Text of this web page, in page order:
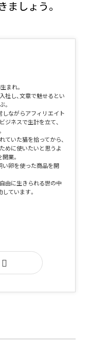
しょう。
まれ。
社し、文章で魅せるとい
。
しながらアフィリエイト
ジネスで生計を立て、
ていた猫を拾ってから、
めに使いたいと思うよ
業。
い卵を使った商品を開
由に生きられる世の中
ています。